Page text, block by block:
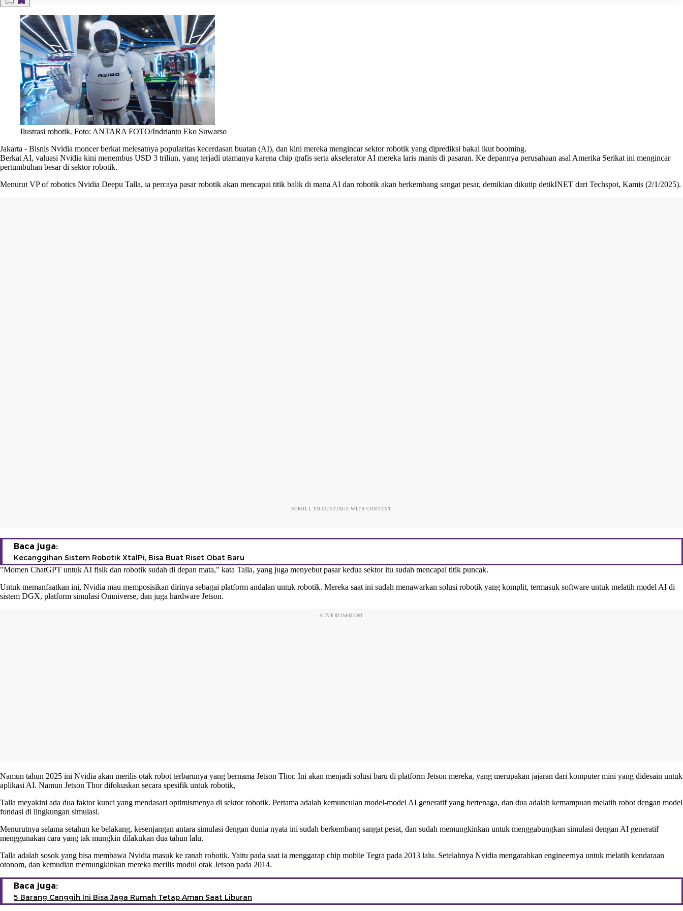
Ilustrasi robotik. Foto: ANTARA FOTO/Indrianto Eko Suwarso
Jakarta - Bisnis Nvidia moncer berkat melesatnya popularitas kecerdasan buatan (AI), dan kini mereka mengincar sektor robotik yang diprediksi bakal ikut booming.
Berkat AI, valuasi Nvidia kini menembus USD 3 triliun, yang terjadi utamanya karena chip grafis serta akselerator AI mereka laris manis di pasaran. Ke depannya perusahaan asal Amerika Serikat ini mengincar
pertumbuhan besar di sektor robotik.
Menurut VP of robotics Nvidia Deepu Talla, ia percaya pasar robotik akan mencapai titik balik di mana AI dan robotik akan berkembang sangat pesar, demikian dikutip detikINET dari Techspot, Kamis (2/1/2025).
SCROLL TO CONTINUE WITH CONTENT
Baca juga:
Kecanggihan Sistem Robotik XtalPi, Bisa Buat Riset Obat Baru
"Momen ChatGPT untuk AI fisik dan robotik sudah di depan mata," kata Talla, yang juga menyebut pasar kedua sektor itu sudah mencapai titik puncak.
Untuk memanfaatkan ini, Nvidia mau memposisikan dirinya sebagai platform andalan untuk robotik. Mereka saat ini sudah menawarkan solusi robotik yang komplit, termasuk software untuk melatih model AI di
sistem DGX, platform simulasi Omniverse, dan juga hardware Jetson.
ADVERTISEMENT
Namun tahun 2025 ini Nvidia akan merilis otak robot terbarunya yang bernama Jetson Thor. Ini akan menjadi solusi baru di platform Jetson mereka, yang merupakan jajaran dari komputer mini yang didesain untuk
aplikasi AI. Namun Jetson Thor difokuskan secara spesifik untuk robotik,
Talla meyakini ada dua faktor kunci yang mendasari optimismenya di sektor robotik. Pertama adalah kemunculan model-model AI generatif yang bertenaga, dan dua adalah kemampuan melatih robot dengan model
fondasi di lingkungan simulasi.
Menurutnya selama setahun ke belakang, kesenjangan antara simulasi dengan dunia nyata ini sudah berkembang sangat pesat, dan sudah memungkinkan untuk menggabungkan simulasi dengan AI generatif
menggunakan cara yang tak mungkin dilakukan dua tahun lalu.
Talla adalah sosok yang bisa membawa Nvidia masuk ke ranah robotik. Yaitu pada saat ia menggarap chip mobile Tegra pada 2013 lalu. Setelahnya Nvidia mengarahkan engineernya untuk melatih kendaraan
otonom, dan kemudian memungkinkan mereka merilis modul otak Jetson pada 2014.
Baca juga:
5 Barang Canggih Ini Bisa Jaga Rumah Tetap Aman Saat Liburan